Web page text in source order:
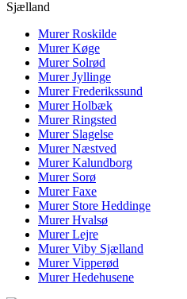
Sjælland
MurerRoskilde
MurerKøge
Murer Solrød
MurerJyllinge
MurerFrederikssund
MurerHolbæk
MurerRingsted
Murer Slagelse
MurerNæstved
MurerKalundborg
Murer Sorø
MurerFaxe
Murer Store Heddinge
MurerHvalsø
MurerLejre
MurerViby Sjælland
MurerVipperød
MurerHedehusene